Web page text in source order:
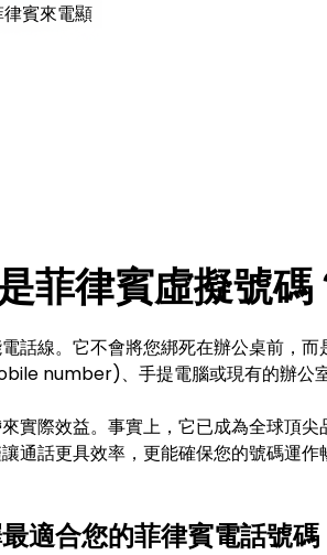
賓來電顯
菲律賓虛擬號碼
話線。它不會將您綁死在辦公桌前，
number)、手提電腦或現有的辦公室
實際效益。事實上，它已成為全球頂
通話更具效率，更能確保您的號碼運作
適合您的菲律賓電話號碼